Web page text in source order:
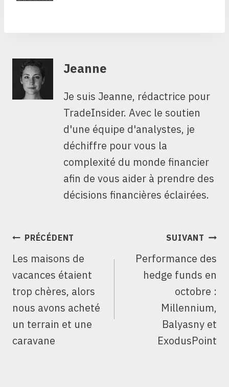
Jeanne
Je suis Jeanne, rédactrice pour
TradeInsider. Avec le soutien
d'une équipe d'analystes, je
déchiffre pour vous la
complexité du monde financier
afin de vous aider à prendre des
décisions financières éclairées.
NAVIGATION
L’ARTICLE
PRÉCÉDENT
Les maisons de
vacances étaient
trop chères, alors
nous avons acheté
un terrain et une
caravane
SUIVANT
Performance des
hedge funds en
octobre :
Millennium,
Balyasny et
ExodusPoint